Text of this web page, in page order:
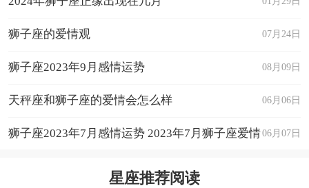
07月24日
狮子座的爱情观
08月09日
狮子座2023年9月感情运势
06月06日
天秤座和狮子座的爱情会怎么样
06月07日
狮子座2023年7月感情运势 2023年7月狮子座爱情
星座推荐阅读